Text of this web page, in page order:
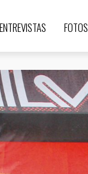
ENTREVISTAS FOTOS